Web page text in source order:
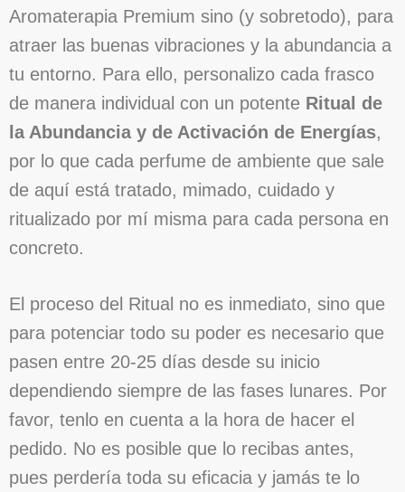
Aromaterapia Premium sino (y sobretodo), para
atraer las buenas vibraciones y la abundancia a
tu entorno. Para ello, personalizo cada frasco
de manera individual con un potente Ritual de
la Abundancia y de Activación de Energías,
por lo que cada perfume de ambiente que sale
de aquí está tratado, mimado, cuidado y
ritualizado por mí misma para cada persona en
concreto.
El proceso del Ritual no es inmediato, sino que
para potenciar todo su poder es necesario que
pasen entre 20-25 días desde su inicio
dependiendo siempre de las fases lunares. Por
favor, tenlo en cuenta a la hora de hacer el
pedido. No es posible que lo recibas antes,
pues perdería toda su eficacia y jamás te lo